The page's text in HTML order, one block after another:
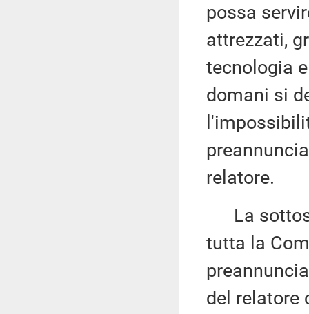
possa
attrezzati,
tecnologia
domani si
relatore.
La
tutta la
del relatore